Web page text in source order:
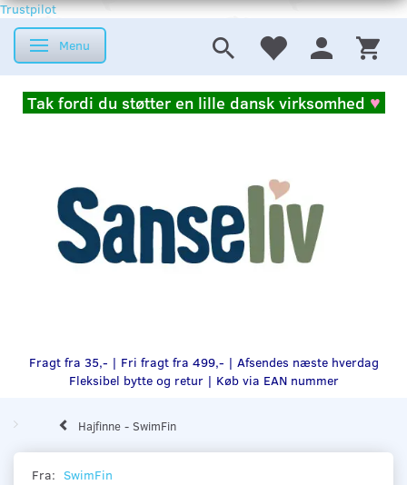
Trustpilot
Skifte navigation
Menu
Tak fordi du støtter en lille dansk virksomhed ♥
Fragt fra 35,- | Fri fragt fra 499,- | Afsendes næste hverdag
Fleksibel bytte og retur | Køb via EAN nummer
Hajfinne - SwimFin
Fra: SwimFin